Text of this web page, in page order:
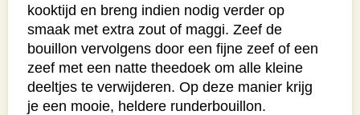
kooktijd en breng indien nodig verder op
smaak met extra zout of maggi. Zeef de
bouillon vervolgens door een fijne zeef of een
zeef met een natte theedoek om alle kleine
deeltjes te verwijderen. Op deze manier krijg
je een mooie, heldere runderbouillon.